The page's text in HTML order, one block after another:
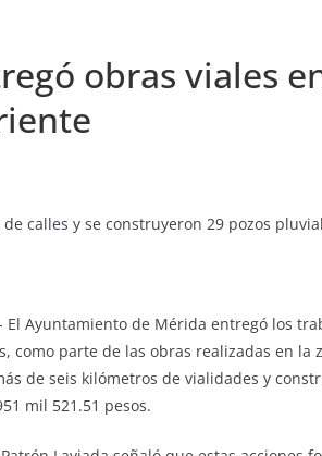
obras viales
calles y se construyeron 29 pozos
El Ayuntamiento de Mérida entregó los
como parte de las obras realizadas en la
de seis kilómetros de vialidades y
mil 521.51 pesos.